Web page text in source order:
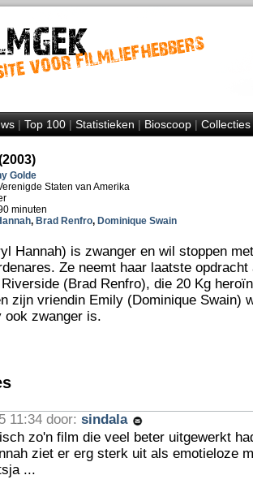
|Top 100|Statistieken|Bioscoop|Collecties
Golde
Staten van Amerika
minuten
, Brad Renfro, Dominique Swain
Hannah) is zwanger en wil stoppen
Ze neemt haar laatste
(Brad Renfro), die 20 Kg
zijn vriendin Emily (Dominique Swain)
ook zwanger is.
11:34 door: sindala
zo'n film die veel beter uitgewerkt
ziet er erg sterk uit als emotieloze
...